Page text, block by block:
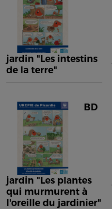
jardin "Les intestins
de la terre"
BD
jardin "Les plantes
qui murmurent à
l'oreille du jardinier"